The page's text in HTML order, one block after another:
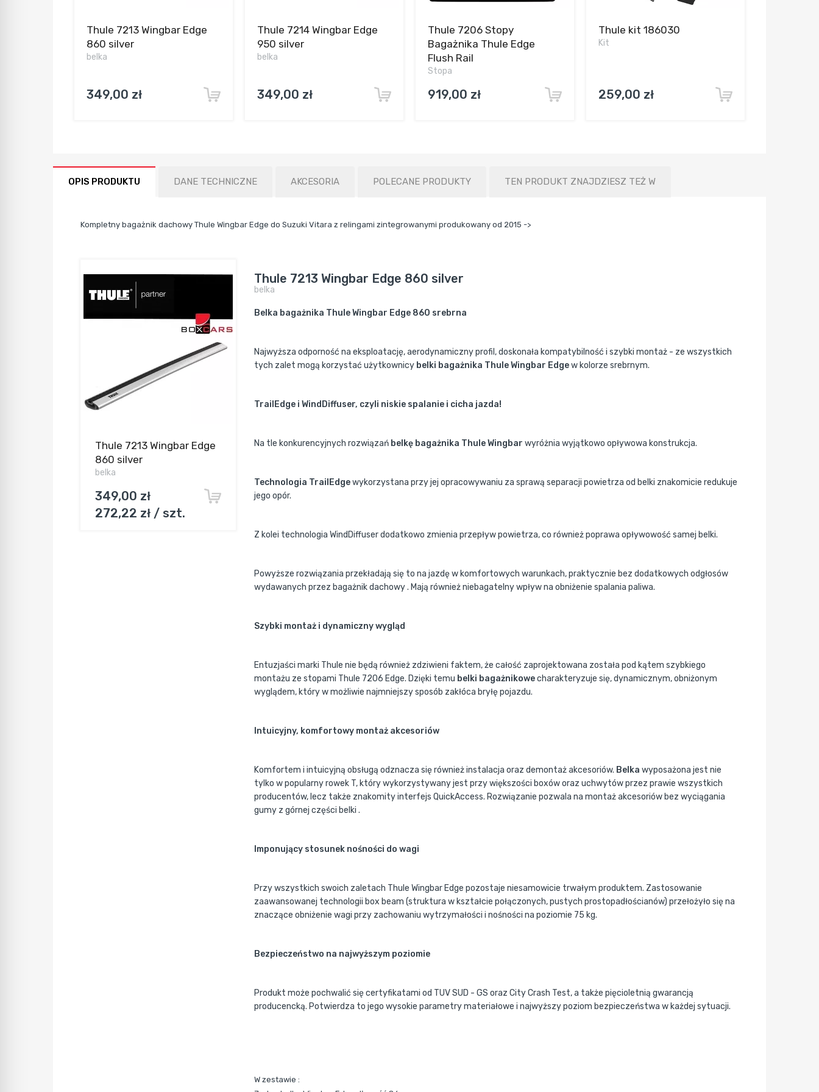
Thule 7213 Wingbar Edge
860 silver
belka
349,00 zł
Thule 7214 Wingbar Edge
950 silver
belka
349,00 zł
Thule 7206 Stopy
Bagażnika Thule Edge
Flush Rail
Stopa
919,00 zł
Thule kit 186030
Kit
259,00 zł
OPIS PRODUKTU DANE TECHNICZNE AKCESORIA POLECANE PRODUKTY TEN PRODUKT ZNAJDZIESZ TEŻ W
Kompletny bagażnik dachowy Thule Wingbar Edge do Suzuki Vitara z relingami zintegrowanymi produkowany od 2015 ->
Thule 7213 Wingbar Edge
860 silver
belka
349,00 zł
272,22 zł / szt.
Thule 7213 Wingbar Edge 860 silver
belka
Belka bagażnika Thule Wingbar Edge 860 srebrna
Najwyższa odporność na eksploatację, aerodynamiczny profil, doskonała kompatybilność i szybki montaż - ze wszystkich
tych zalet mogą korzystać użytkownicy belki bagażnika Thule Wingbar Edgew kolorze srebrnym.
TrailEdge i WindDiffuser, czyli niskie spalanie i cicha jazda!
Na tle konkurencyjnych rozwiązań belkę bagażnika Thule Wingbar wyróżnia wyjątkowo opływowa konstrukcja.
Technologia TrailEdgewykorzystana przy jej opracowywaniu za sprawą separacji powietrza od belki znakomicie redukuje
jego opór.
Z kolei technologia WindDiffuser dodatkowo zmienia przepływ powietrza, co również poprawa opływowość samej belki.
Powyższe rozwiązania przekładają się to na jazdę w komfortowych warunkach, praktycznie bez dodatkowych odgłosów
wydawanych przez bagażnik dachowy . Mają również niebagatelny wpływ na obniżenie spalania paliwa.
Szybki montaż i dynamiczny wygląd
Entuzjaści marki Thule nie będą również zdziwieni faktem, że całość zaprojektowana została pod kątem szybkiego
montażu ze stopami Thule 7206 Edge. Dzięki temu belki bagażnikowecharakteryzuje się, dynamicznym, obniżonym
wyglądem, który w możliwie najmniejszy sposób zakłóca bryłę pojazdu.
Intuicyjny, komfortowy montaż akcesoriów
Komfortem i intuicyjną obsługą odznacza się również instalacja oraz demontaż akcesoriów. Belka wyposażona jest nie
tylko w popularny rowek T, który wykorzystywany jest przy większości boxów oraz uchwytów przez prawie wszystkich
producentów, lecz także znakomity interfejs QuickAccess. Rozwiązanie pozwala na montaż akcesoriów bez wyciągania
gumy z górnej części belki .
Imponujący stosunek nośności do wagi
Przy wszystkich swoich zaletach Thule Wingbar Edge pozostaje niesamowicie trwałym produktem. Zastosowanie
zaawansowanej technologii box beam (struktura w kształcie połączonych, pustych prostopadłościanów) przełożyło się na
znaczące obniżenie wagi przy zachowaniu wytrzymałości i nośności na poziomie 75 kg.
Bezpieczeństwo na najwyższym poziomie
Produkt może pochwalić się certyfikatami od TUV SUD - GS oraz City Crash Test, a także pięcioletnią gwarancją
producencką. Potwierdza to jego wysokie parametry materiałowe i najwyższy poziom bezpieczeństwa w każdej sytuacji.
W zestawie :